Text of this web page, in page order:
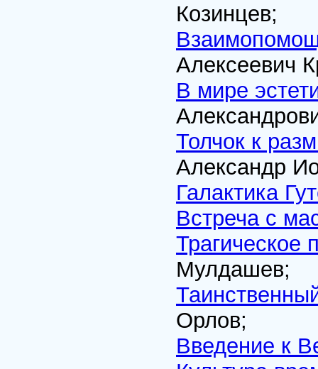
Козинцев;
Алексеевич
В мире
Толчок к
Александр
Галактика
Встреча с
Трагическое
Мулдашев;
Орлов;
Введение к